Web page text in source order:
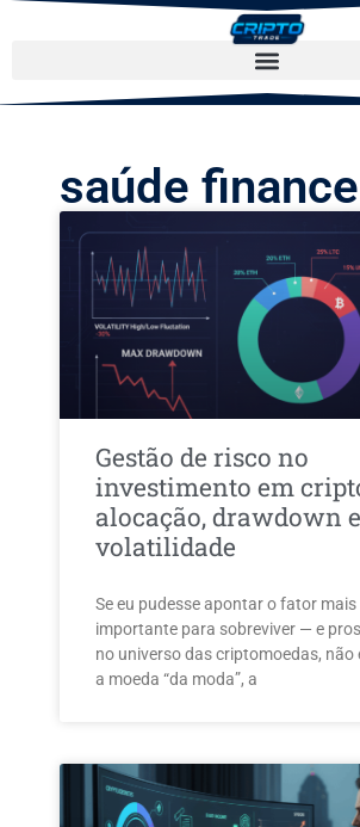
saúde
Gestão de risco no
investimento em
alocação, drawdown e
volatilidade
Se eu pudesse apontar o fator mais
importante para sobreviver — e
no universo das criptomoedas, não
a moeda “da moda”, a